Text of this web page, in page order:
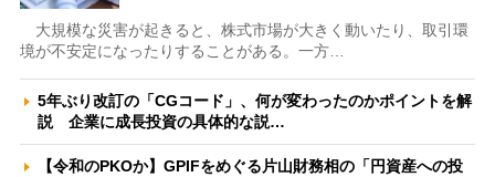
大規模な災害が起きると、株式市場が大きく動いたり、取引環
境が不安定になったりすることがある。一方…
5年ぶり改訂の「CGコード」、何が変わったのかポイントを解
説 企業に成長投資の具体的な説…
【令和のPKOか】GPIFをめぐる片山財務相の「円資産への投